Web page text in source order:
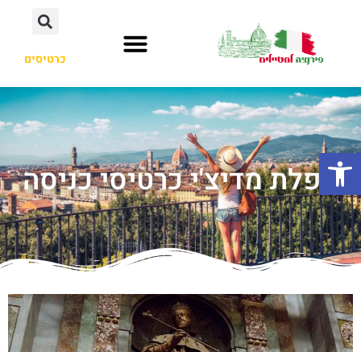
כרטיסים
קפלת מדיצ'י כרטיסי כניסה
פתח סרגל נגישות